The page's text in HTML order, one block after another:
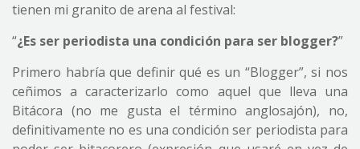
tienen mi granito de arena al festival:
“¿Es ser periodista una condición para ser blogger?”
Primero habría que definir qué es un “Blogger”, si nos
ceñimos a caracterizarlo como aquel que lleva una
Bitácora (no me gusta el término anglosajón), no,
definitivamente no es una condición ser periodista para